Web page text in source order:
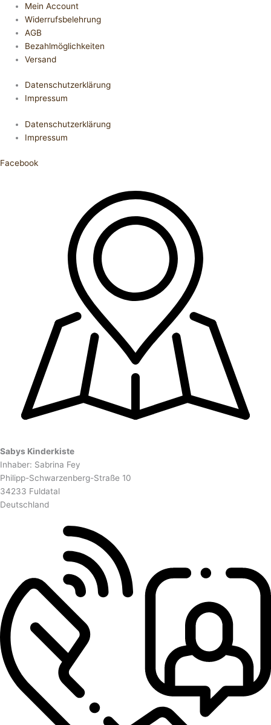
Mein Account
Widerrufsbelehrung
AGB
Bezahlmöglichkeiten
Versand
Datenschutzerklärung
Impressum
Datenschutzerklärung
Impressum
Facebook
Sabys Kinderkiste
Inhaber: Sabrina Fey
Philipp-Schwarzenberg-Straße 10
34233 Fuldatal
Deutschland